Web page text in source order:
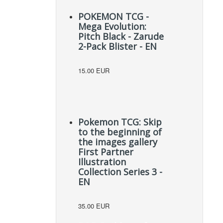
POKEMON TCG -
Mega Evolution:
Pitch Black - Zarude
2-Pack Blister - EN
15.00 EUR
Pokemon TCG: Skip
to the beginning of
the images gallery
First Partner
Illustration
Collection Series 3 -
EN
35.00 EUR